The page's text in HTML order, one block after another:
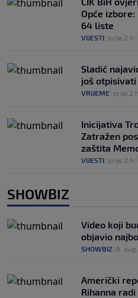
Opće
64 liste
VIJESTI prije 2 h
Sladić
još
VRIJEME prije 2 h
Inicijativa
Zatražen
zaštita
VIJESTI prije 2 h
SHOWBIZ
Video koji
objavio
SHOWBIZ 6. aug.
Američki
Rihanna